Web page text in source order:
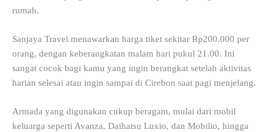
rumah.
Sanjaya Travel menawarkan harga tiket sekitar Rp200.000 per
orang, dengan keberangkatan malam hari pukul 21.00. Ini
sangat cocok bagi kamu yang ingin berangkat setelah aktivitas
harian selesai atau ingin sampai di Cirebon saat pagi menjelang.
Armada yang digunakan cukup beragam, mulai dari mobil
keluarga seperti Avanza, Daihatsu Luxio, dan Mobilio, hingga